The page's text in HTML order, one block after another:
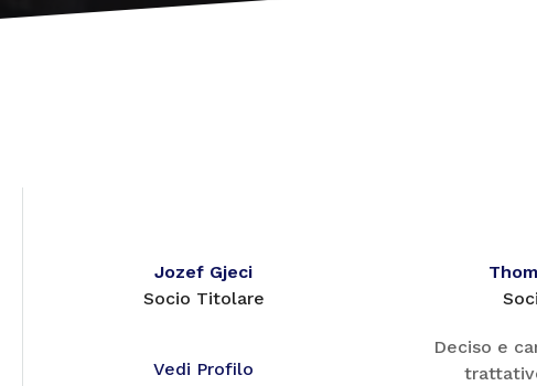
Jozef Gjeci
Socio Titolare
Vedi Profilo
Deciso e